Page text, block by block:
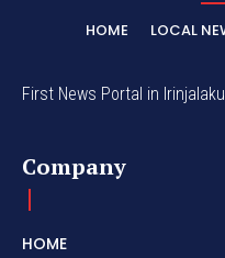
HOME LOCAL
First News Portal in
Company
HOME